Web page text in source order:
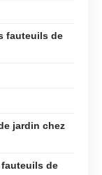
fauteuils de
jardin chez
de